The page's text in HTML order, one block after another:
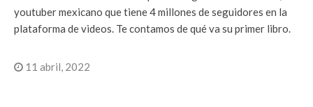
youtuber mexicano que tiene 4 millones de seguidores en la
plataforma de videos. Te contamos de qué va su primer libro.
11 abril, 2022